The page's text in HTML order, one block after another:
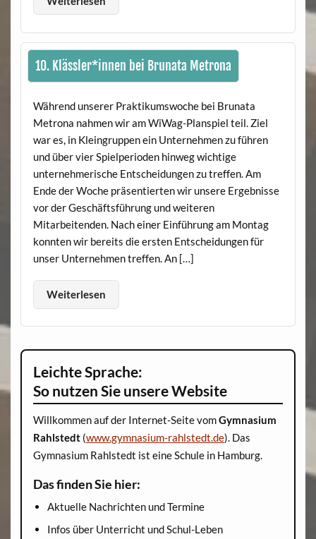
10. Klässler*innen bei Brunata Metrona
Während unserer Praktikumswoche bei Brunata
Metrona nahmen wir am WiWag-Planspiel teil. Ziel
war es, in Kleingruppen ein Unternehmen zu führen
und über vier Spielperioden hinweg wichtige
unternehmerische Entscheidungen zu treffen. Am
Ende der Woche präsentierten wir unsere Ergebnisse
vor der Geschäftsführung und weiteren
Mitarbeitenden. Nach einer Einführung am Montag
konnten wir bereits die ersten Entscheidungen für
unser Unternehmen treffen. An […]
Weiterlesen
Leichte Sprache:
So nutzen Sie unsere Website
Willkommen auf der Internet-Seite vomGymnasium
Rahlstedt(www.gymnasium-rahlstedt.de). Das
Gymnasium Rahlstedt ist eine Schule in Hamburg.
Das finden Sie hier:
Aktuelle Nachrichten und Termine
Infos über Unterricht und Schul-Leben